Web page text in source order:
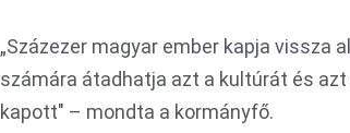
„Százezer magyar ember kapja vissza
számára átadhatja azt a kultúrát és
kapott" – mondta a kormányfő.